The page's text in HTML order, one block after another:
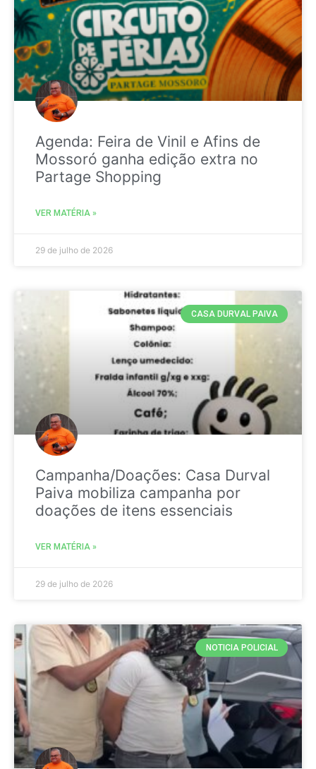
Agenda: Feira de Vinil e Afins de
Mossoró ganha edição extra no
Partage Shopping
VER MATÉRIA »
29 de julho de 2026
CASA DURVAL PAIVA
Campanha/Doações: Casa Durval
Paiva mobiliza campanha por
doações de itens essenciais
VER MATÉRIA »
29 de julho de 2026
NOTICIA POLICIAL